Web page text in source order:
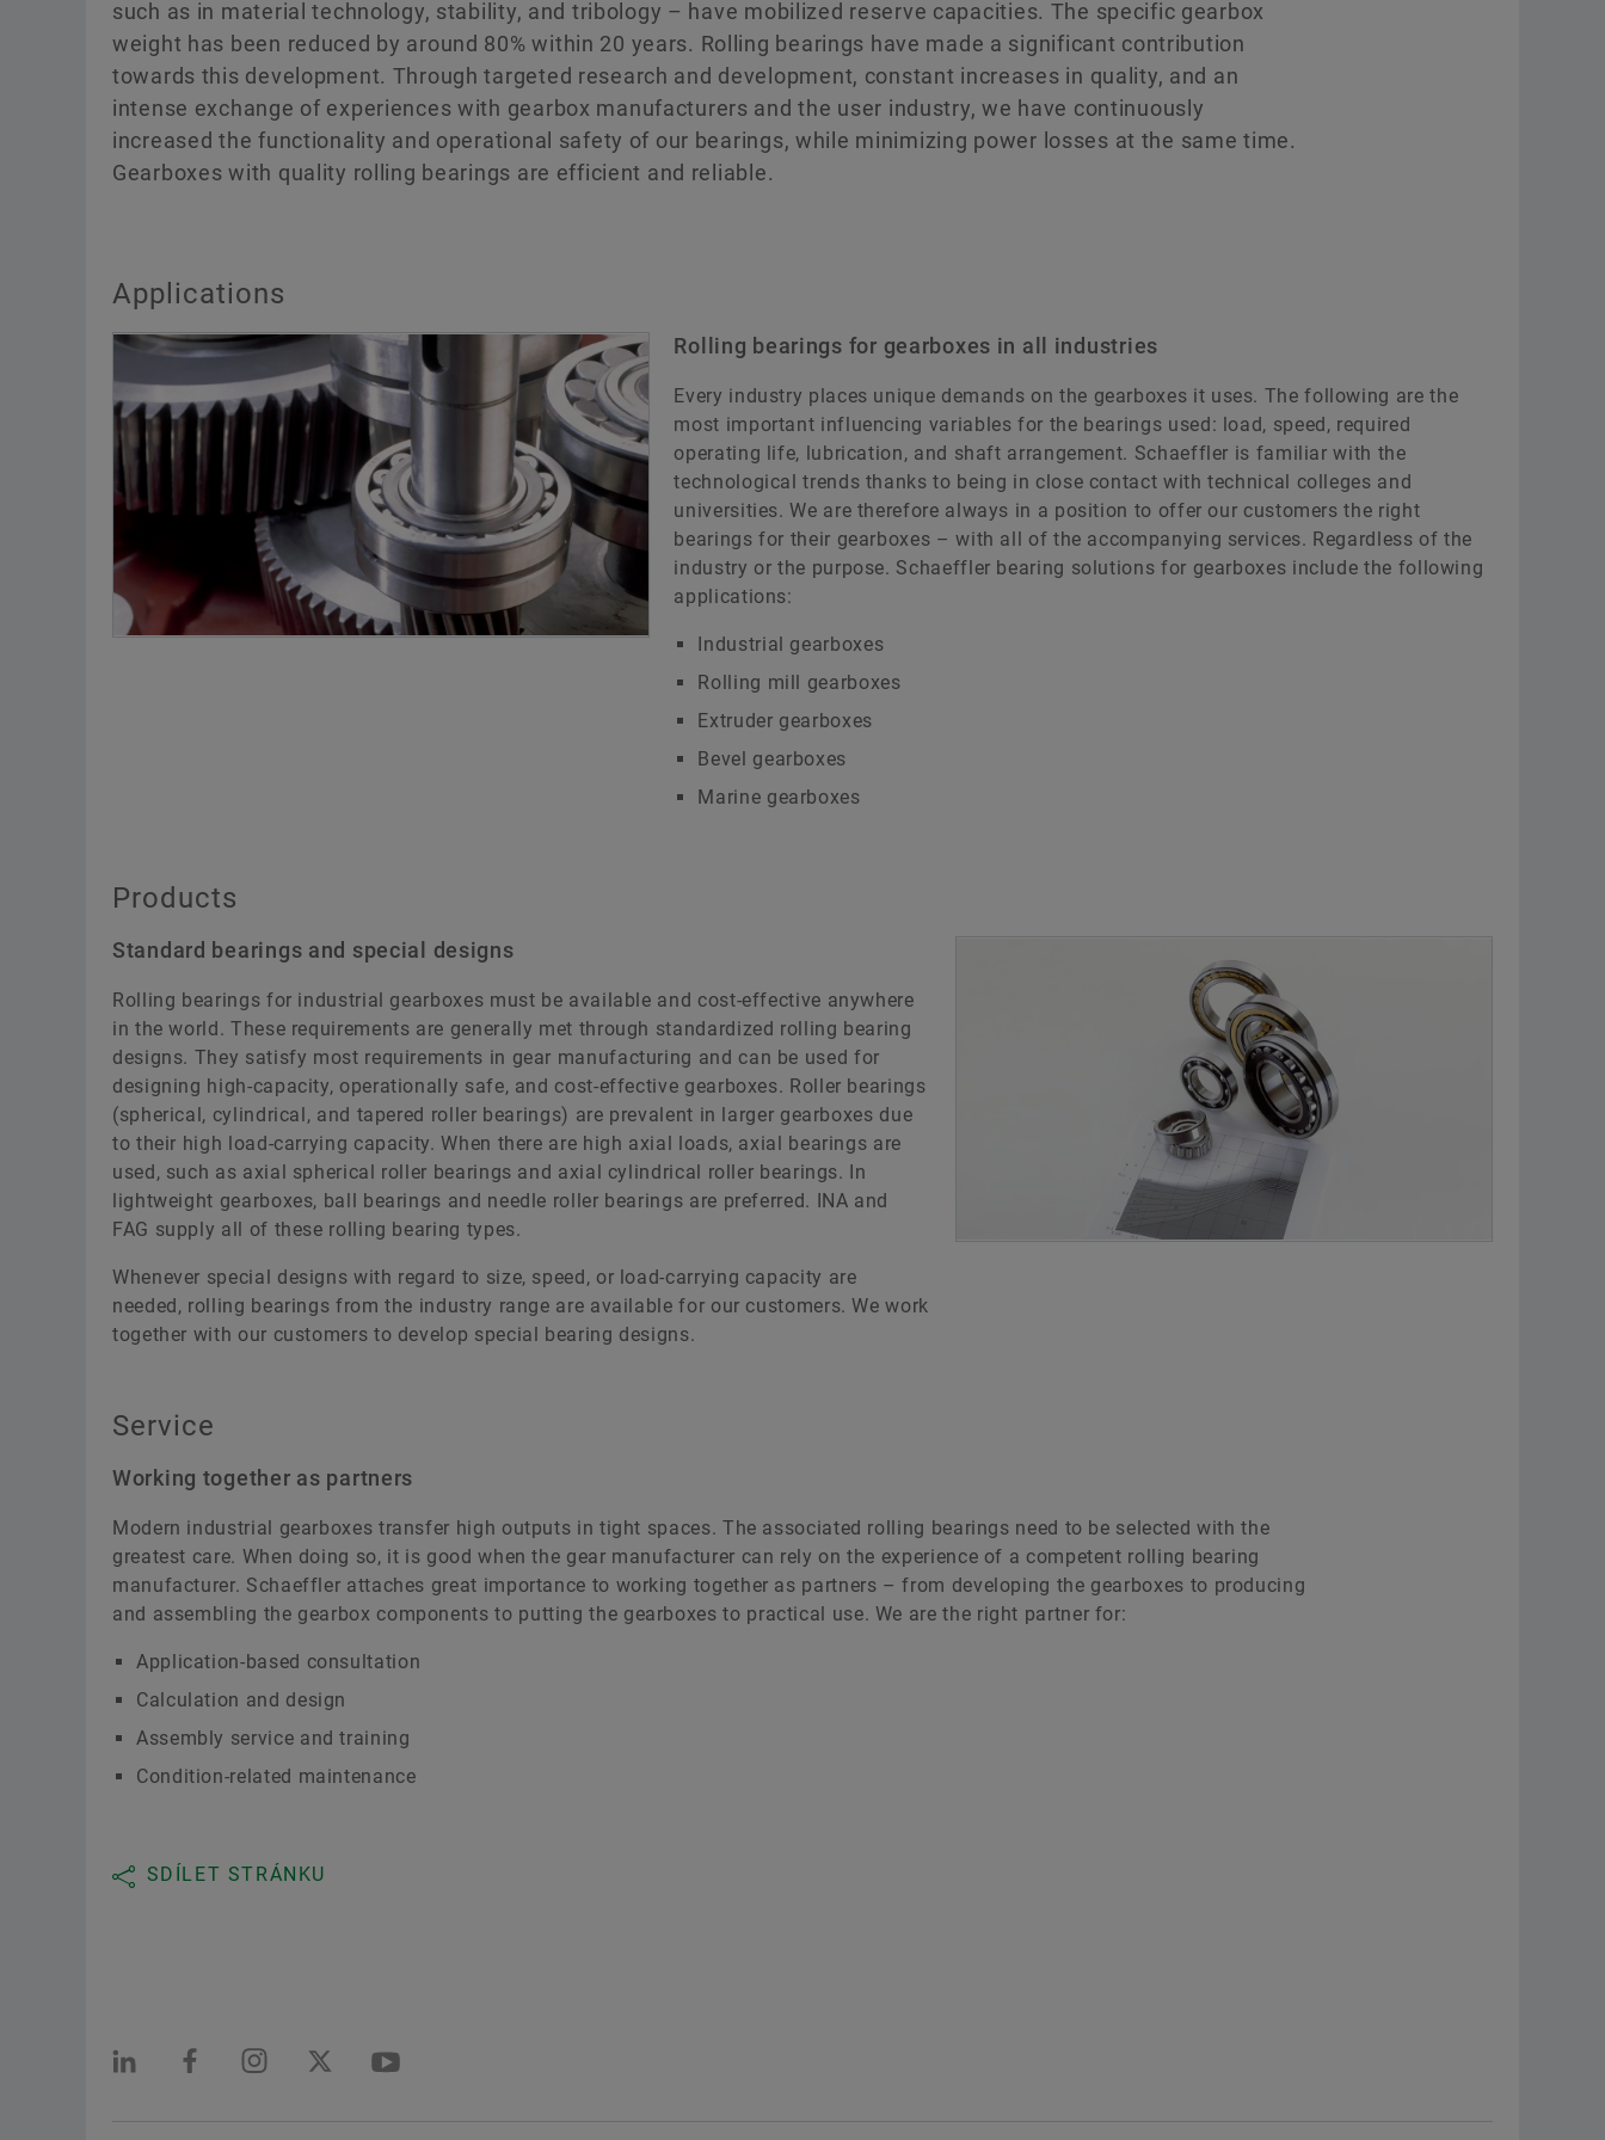
such as in material technology, stability, and tribology – have mobilized reserve capacities. The specific gearbox
weight has been reduced by around 80% within 20 years. Rolling bearings have made a significant contribution
towards this development. Through targeted research and development, constant increases in quality, and an
intense exchange of experiences with gearbox manufacturers and the user industry, we have continuously
increased the functionality and operational safety of our bearings, while minimizing power losses at the same time.
Gearboxes with quality rolling bearings are efficient and reliable.
Applications
Rolling bearings for gearboxes in all industries
Every industry places unique demands on the gearboxes it uses. The following are the
most important influencing variables for the bearings used: load, speed, required
operating life, lubrication, and shaft arrangement. Schaeffler is familiar with the
technological trends thanks to being in close contact with technical colleges and
universities. We are therefore always in a position to offer our customers the right
bearings for their gearboxes – with all of the accompanying services. Regardless of the
industry or the purpose. Schaeffler bearing solutions for gearboxes include the following
applications:
Industrial gearboxes
Rolling mill gearboxes
Extruder gearboxes
Bevel gearboxes
Marine gearboxes
Products
Standard bearings and special designs
Rolling bearings for industrial gearboxes must be available and cost-effective anywhere
in the world. These requirements are generally met through standardized rolling bearing
designs. They satisfy most requirements in gear manufacturing and can be used for
designing high-capacity, operationally safe, and cost-effective gearboxes. Roller bearings
(spherical, cylindrical, and tapered roller bearings) are prevalent in larger gearboxes due
to their high load-carrying capacity. When there are high axial loads, axial bearings are
used, such as axial spherical roller bearings and axial cylindrical roller bearings. In
lightweight gearboxes, ball bearings and needle roller bearings are preferred. INA and
FAG supply all of these rolling bearing types.
Whenever special designs with regard to size, speed, or load-carrying capacity are
needed, rolling bearings from the industry range are available for our customers. We work
together with our customers to develop special bearing designs.
Service
Working together as partners
Modern industrial gearboxes transfer high outputs in tight spaces. The associated rolling bearings need to be selected with the
greatest care. When doing so, it is good when the gear manufacturer can rely on the experience of a competent rolling bearing
manufacturer. Schaeffler attaches great importance to working together as partners – from developing the gearboxes to producing
and assembling the gearbox components to putting the gearboxes to practical use. We are the right partner for:
Application-based consultation
Calculation and design
Assembly service and training
Condition-related maintenance
SDÍLET STRÁNKU